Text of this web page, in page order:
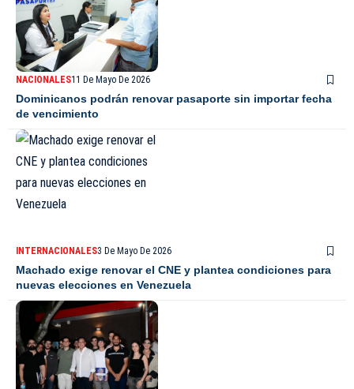
NACIONALES11 De Mayo De 2026
Dominicanos podrán renovar pasaporte sin importar fecha
de vencimiento
INTERNACIONALES3 De Mayo De 2026
Machado exige renovar el CNE y plantea condiciones para
nuevas elecciones en Venezuela